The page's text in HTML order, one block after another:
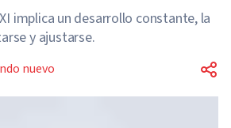
implica un desarrollo constante, la
y ajustarse.
nuevo